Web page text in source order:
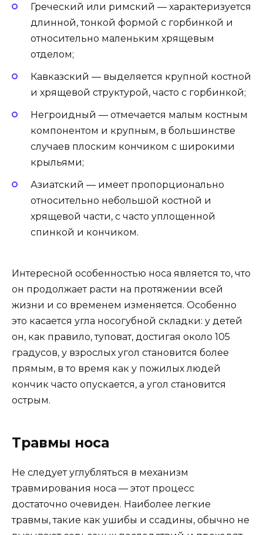
Греческий или римский — характеризуется
длинной, тонкой формой с горбинкой и
относительно маленьким хрящевым
отделом;
Кавказский — выделяется крупной костной
и хрящевой структурой, часто с горбинкой;
Негроидный — отмечается малым костным
компонентом и крупным, в большинстве
случаев плоским кончиком с широкими
крыльями;
Азиатский — имеет пропорционально
относительно небольшой костной и
хрящевой части, с часто уплощенной
спинкой и кончиком.
Интересной особенностью носа является то, что
он продолжает расти на протяжении всей
жизни и со временем изменяется. Особенно
это касается угла носогубной складки: у детей
он, как правило, туповат, достигая около 105
градусов, у взрослых угол становится более
прямым, в то время как у пожилых людей
кончик часто опускается, а угол становится
острым.
Травмы носа
Не следует углубляться в механизм
травмирования носа — этот процесс
достаточно очевиден. Наиболее легкие
травмы, такие как ушибы и ссадины, обычно не